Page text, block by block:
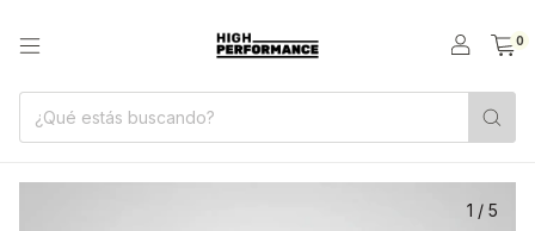
0
1 / 5